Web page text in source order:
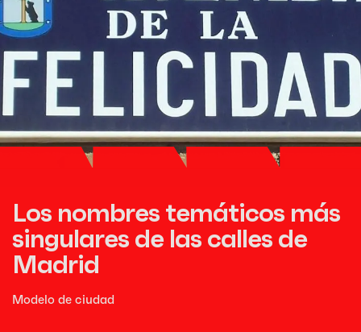
Los nombres temáticos más
singulares de las calles de
Madrid
Modelo de ciudad